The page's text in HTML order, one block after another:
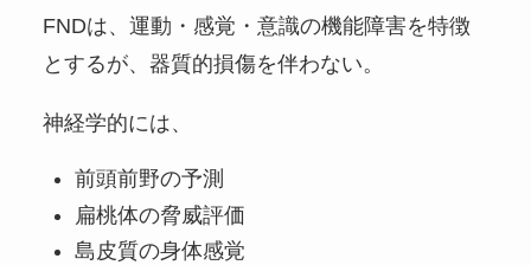
FNDは、運動・感覚・意識の機能障害を特徴
とするが、器質的損傷を伴わない。
神経学的には、
前頭前野の予測
扁桃体の脅威評価
島皮質の身体感覚